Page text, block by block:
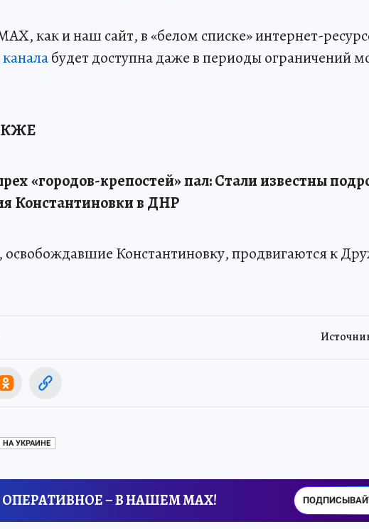
как и наш сайт, в «белом списке» интернет-
каналабудет доступна даже в периоды ограничений
«городов-крепостей» пал: Стали известны
Константиновки в ДНР
Константиновку, продвигаются к
УКРАИНЕ
– В НАШЕМ MAX!